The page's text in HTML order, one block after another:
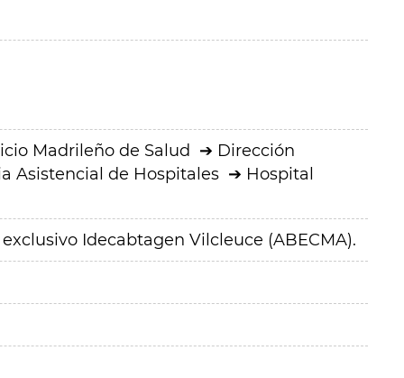
Madrileño de Salud
Dirección
Asistencial de Hospitales
Hospital
Idecabtagen Vilcleuce (ABECMA).